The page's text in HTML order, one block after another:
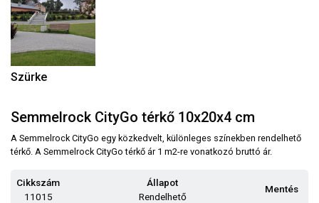
Szürke
Semmelrock CityGo térkő 10x20x4 cm
A Semmelrock CityGo egy közkedvelt, különleges színekben rendelhető
térkő. A Semmelrock CityGo térkő ár 1 m2-re vonatkozó bruttó ár.
Cikkszám
11015
Állapot
Rendelhető
Mentés